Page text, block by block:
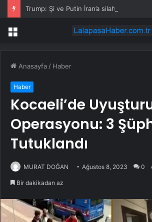
Trump: Şi ve Putin İran’a silah
Menü
Anasayfa / Haber
Haber
Kocaeli’de
Operasyonu: 3
Tutuklandı
MURAT DOĞAN Ağustos 8, 2023 0
Bir dakikadan az